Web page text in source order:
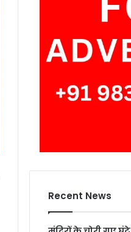
Recent News